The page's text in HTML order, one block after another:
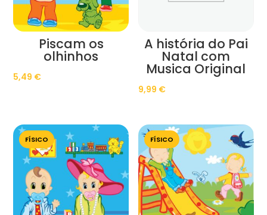
Piscam os
olhinhos
5,49 €
A história do Pai
Natal com
Musica Original
9,99 €
FÍSICO FÍSICO